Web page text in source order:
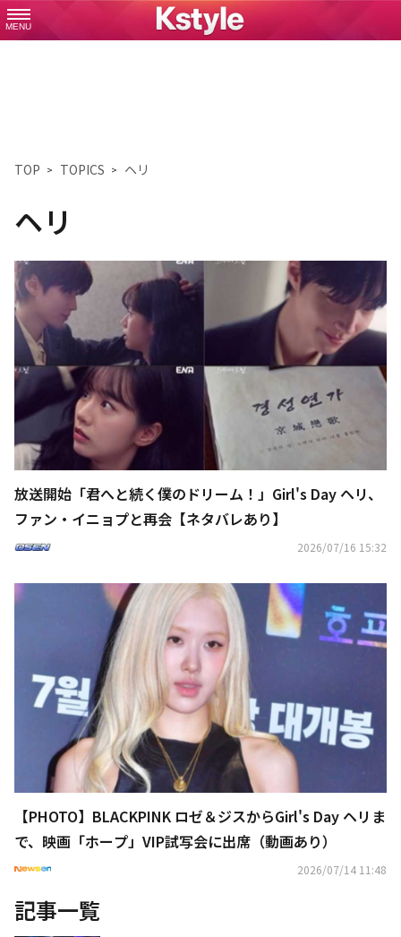
MENU
TOP TOPICS ヘリ
ヘリ
放送開始「君へと続く僕のドリーム！」Girl's Day ヘリ、
ファン・イニョプと再会【ネタバレあり】
2026/07/16 15:32
【PHOTO】BLACKPINK ロゼ＆ジスからGirl's Day ヘリま
で、映画「ホープ」VIP試写会に出席（動画あり）
2026/07/14 11:48
記事一覧